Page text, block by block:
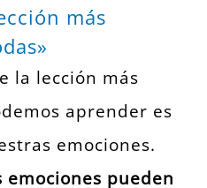
más
la lección más
aprender es
emociones.
pueden